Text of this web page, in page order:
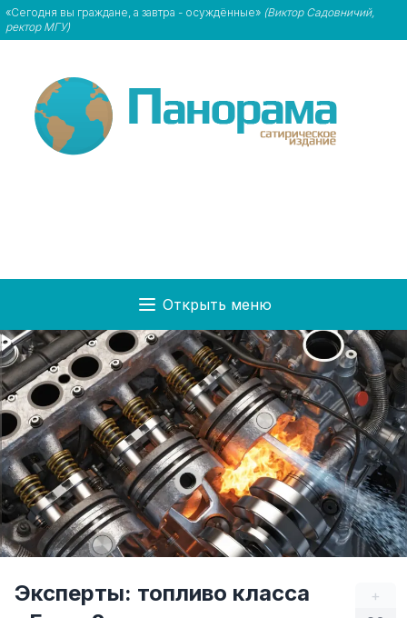
«Сегодня вы граждане, а завтра - осуждённые» (Виктор Садовничий,
ректор МГУ)
Открыть меню
+
Эксперты: топливо класса